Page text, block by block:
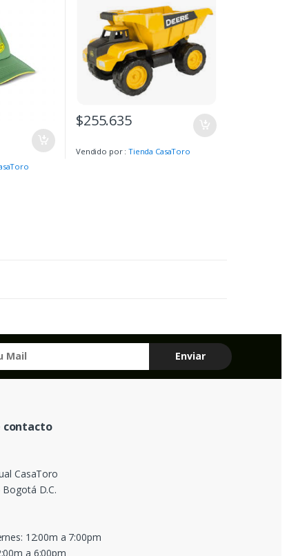
$255.635
Vendido por :Tienda CasaToro
contacto
CasaToro
D.C.
12:00m a 7:00pm
a 6:00pm